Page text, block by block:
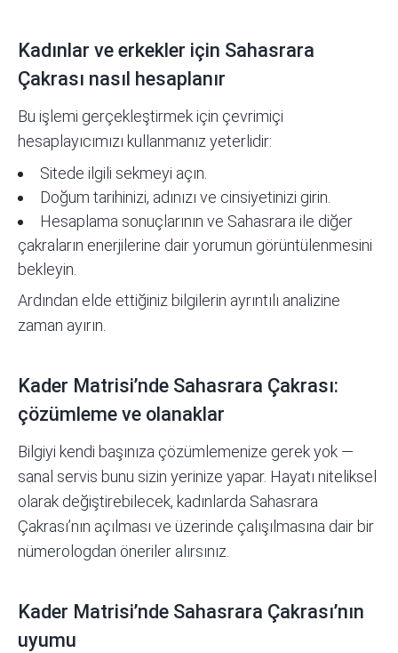
Kadınlar ve erkekler için Sahasrara
Çakrası nasıl hesaplanır
Bu işlemi gerçekleştirmek için çevrimiçi
hesaplayıcımızı kullanmanız yeterlidir:
Sitede ilgili sekmeyi açın.
Doğum tarihinizi, adınızı ve cinsiyetinizi girin.
Hesaplama sonuçlarının ve Sahasrara ile diğer
çakraların enerjilerine dair yorumun görüntülenmesini
bekleyin.
Ardından elde ettiğiniz bilgilerin ayrıntılı analizine
zaman ayırın.
Kader Matrisi’nde Sahasrara Çakrası:
çözümleme ve olanaklar
Bilgiyi kendi başınıza çözümlemenize gerek yok —
sanal servis bunu sizin yerinize yapar. Hayatı niteliksel
olarak değiştirebilecek, kadınlarda Sahasrara
Çakrası’nın açılması ve üzerinde çalışılmasına dair bir
nümerologdan öneriler alırsınız.
Kader Matrisi’nde Sahasrara Çakrası’nın
uyumu